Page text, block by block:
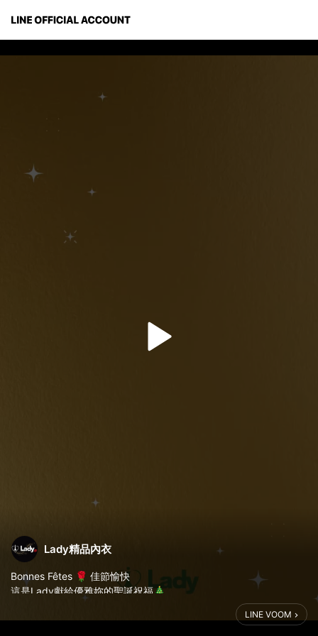
Lady精品內衣
Bonnes Fêtes 🌹 佳節愉快
這是Lady獻給優雅妳的聖誕祝福🎄
願這一天充滿法式的溫馨與奢寵
LINE VOOM